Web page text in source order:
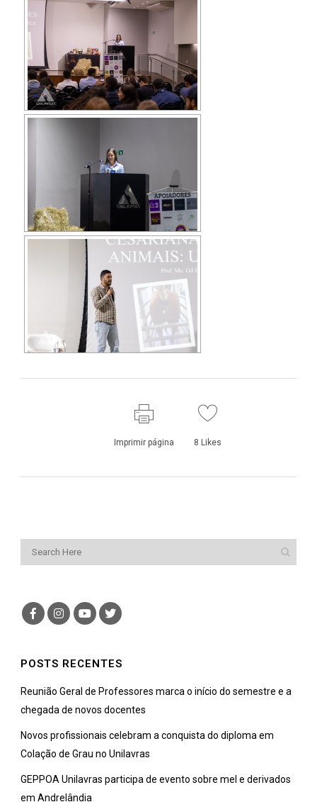
Imprimir página 8 Likes
POSTS RECENTES
Reunião Geral de Professores marca o início do semestre e a
chegada de novos docentes
Novos profissionais celebram a conquista do diploma em
Colação de Grau no Unilavras
GEPPOA Unilavras participa de evento sobre mel e derivados
em Andrelândia